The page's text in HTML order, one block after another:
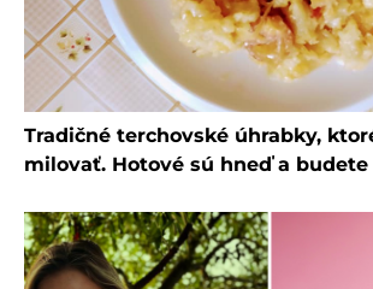
Tradičné terchovské úhrabky,
milovať. Hotové sú hneď a